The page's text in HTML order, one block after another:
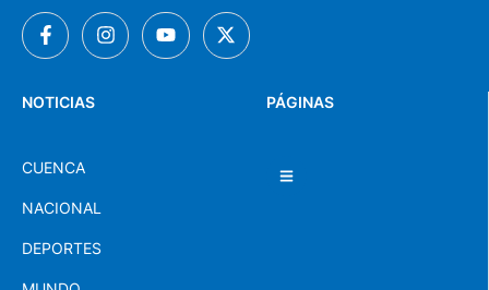
PÁGINAS
NOTICIAS
CUENCA
NACIONAL
DEPORTES